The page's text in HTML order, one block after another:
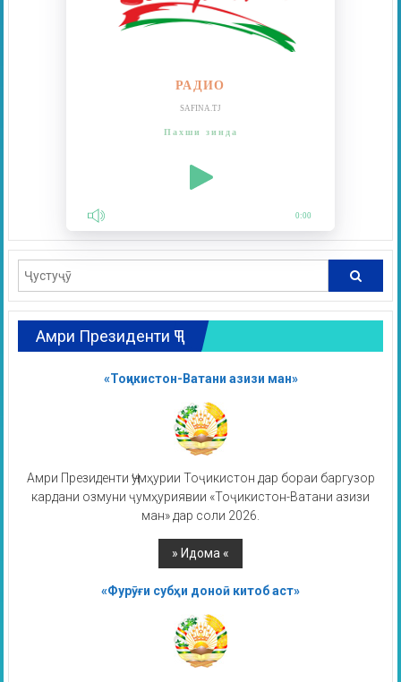
РАДИО
SAFINA.TJ
Пахши зинда
0:00
Амри Президенти ҶТ
«Тоҷикистон-Ватани азизи ман»
Амри Президенти Ҷумҳурии Тоҷикистон дар бораи баргузор
кардани озмуни ҷумҳуриявии «Тоҷикистон-Ватани азизи
ман» дар соли 2026.
«Фурӯғи субҳи доноӣ китоб аст»